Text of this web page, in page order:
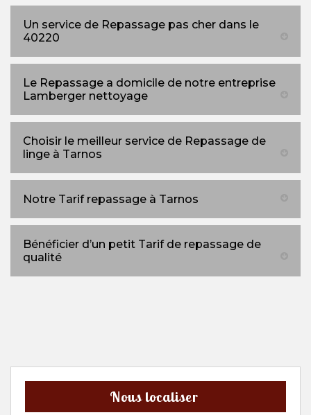
Un service de Repassage pas cher dans le
40220
Le Repassage a domicile de notre entreprise
Lamberger nettoyage
Choisir le meilleur service de Repassage de
linge à Tarnos
Notre Tarif repassage à Tarnos
Bénéficier d’un petit Tarif de repassage de
qualité
Nous localiser